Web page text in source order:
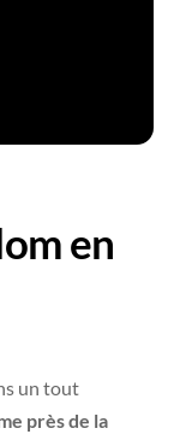
en
un tout
près de la